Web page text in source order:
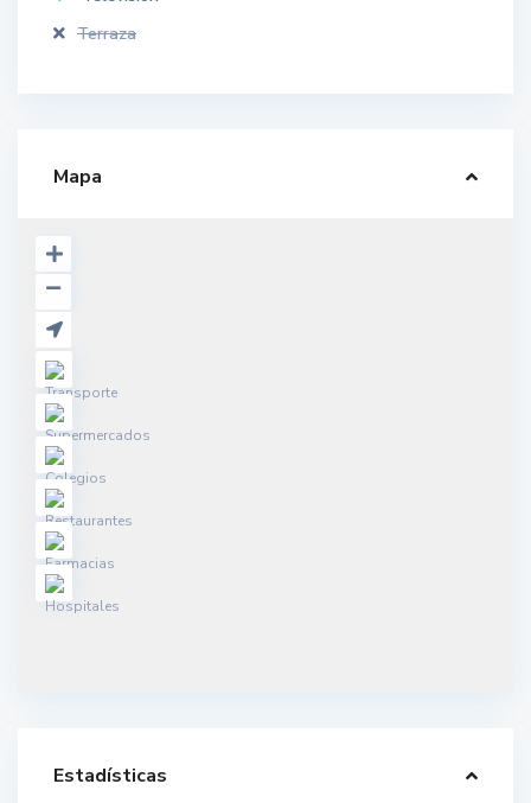
Terraza
Mapa
Estadísticas